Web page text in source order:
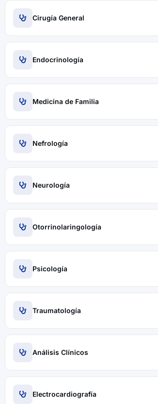
Cirugía General
Endocrinología
Medicina de Familia
Nefrología
Neurología
Otorrinolaringología
Psicología
Traumatología
Análisis Clínicos
Electrocardiografía